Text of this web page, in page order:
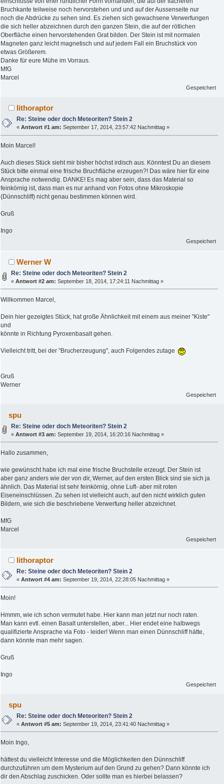
Bruchkante teilweise noch hervorstehen und und auf der Aussenseite nur
noch die Abdrücke zu sehen sind. Es ziehen sich gewachsene Verwerfungen
die sich heller abzeichnen durch den ganzen Stein, die auf der rötlichen
Oberfläche einen hervorstehenden Grat bilden. Der Stein ist mit normalen
Magneten ganz leicht magnetisch und auf jedem Fall ein Bruchstück von
etwas Größerem.
Danke für eure Mühe im Vorraus.
MfG
Marcel
Gespeichert
lithoraptor
Re: Steine oder doch Meteoriten? Stein 2
«Antwort #1 am: September 17, 2014, 23:57:42 Nachmittag »
Moin Marcel!
Auch dieses Stück sieht mir bisher höchst irdisch aus. Könntest Du an diesem
Stück bitte einmal eine frische Bruchfläche erzeugen?! Das wäre hier für eine
Ansprache notwendig. DANKE! Es mag aber sein, dass das Material so
feinkörnig ist, dass man es nur anhand von Fotos ohne Mikroskopie
(Dünnschliff) nicht genau bestimmen können wird.
Gruß
Ingo
Gespeichert
Werner W
Re: Steine oder doch Meteoriten? Stein 2
«Antwort #2 am: September 18, 2014, 17:24:11 Nachmittag »
Willkommen Marcel,
Dein hier gezeigtes Stück, hat große Ähnlichkeit mit einem aus meiner "Kiste"
und
könnte in Richtung Pyroxenbasalt gehen.
Vielleicht tritt, bei der "Brucherzeugung", auch Folgendes zutage
Gruß
Werner
Gespeichert
spu
Re: Steine oder doch Meteoriten? Stein 2
«Antwort #3 am: September 19, 2014, 16:20:16 Nachmittag »
Hallo zusammen,
wie gewünscht habe ich mal eine frische Bruchstelle erzeugt. Der Stein ist
aber ganz anders wie der von dir, Werner, auf den ersten Blick sind sie sich ja
ähnlich. Das Material ist sehr feinkörnig, ohne Luft- aber mit roten
Eiseneinschlüssen. Zu sehen ist vielleicht auch, auf den nicht wirklich guten
Bildern, wie sich die beschriebene Verwerfung heller abzeichnet.
MfG
Marcel
Gespeichert
lithoraptor
Re: Steine oder doch Meteoriten? Stein 2
«Antwort #4 am: September 19, 2014, 22:28:05 Nachmittag »
Moin!
Hmmm, wie ich schon vermutet habe. Hier kann man jetzt nur noch raten.
Man kann evtl. einen Basalt unterstellen, aber... Hier endet eine halbwegs
qualifizierte Ansprache via Foto - leider! Wenn man einen Dünnschliff hätte,
dann könnte man mehr sagen.
Gruß
Ingo
Gespeichert
spu
Re: Steine oder doch Meteoriten? Stein 2
«Antwort #5 am: September 19, 2014, 23:41:40 Nachmittag »
Moin Ingo,
hättest du vielleicht Interesse und die Möglichkeiten den Dünnschliff
durchzuführen um dem Mysterium auf den Grund zu gehen? Dann könnte ich
dir den Abschlag zuschicken. Oder sollte man es hierbei belassen?